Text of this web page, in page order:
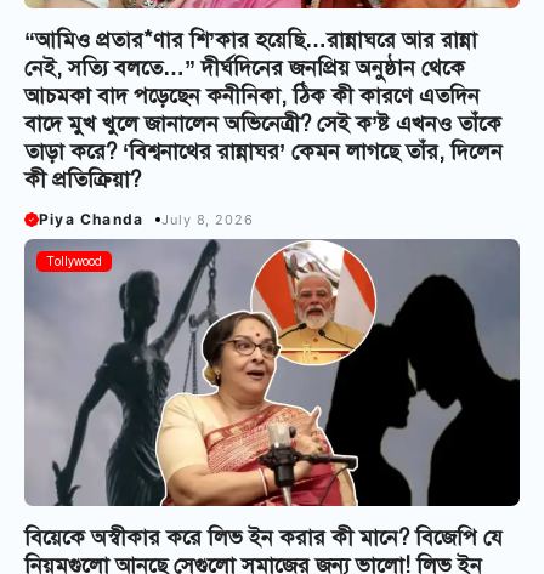
“আমিও প্রতার*ণার শি’কার হয়েছি…রান্নাঘরে আর রান্না
নেই, সত্যি বলতে…” দীর্ঘদিনের জনপ্রিয় অনুষ্ঠান থেকে
আচমকা বাদ পড়েছেন কনীনিকা, ঠিক কী কারণে এতদিন
বাদে মুখ খুলে জানালেন অভিনেত্রী? সেই ক’ষ্ট এখনও তাঁকে
তাড়া করে? ‘বিশ্বনাথের রান্নাঘর’ কেমন লাগছে তাঁর, দিলেন
কী প্রতিক্রিয়া?
Piya Chanda July 8, 2026
Tollywood
বিয়েকে অস্বীকার করে লিভ ইন করার কী মানে? বিজেপি যে
নিয়মগুলো আনছে সেগুলো সমাজের জন্য ভালো! লিভ ইন